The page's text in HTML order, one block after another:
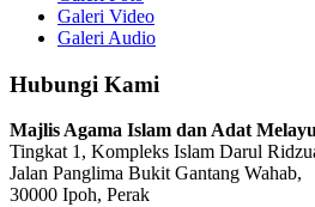
Galeri Video
Galeri Audio
Hubungi Kami
Majlis Agama Islam dan Adat
Tingkat 1, Kompleks Islam Darul
Jalan Panglima Bukit Gantang Wahab,
30000 Ipoh, Perak